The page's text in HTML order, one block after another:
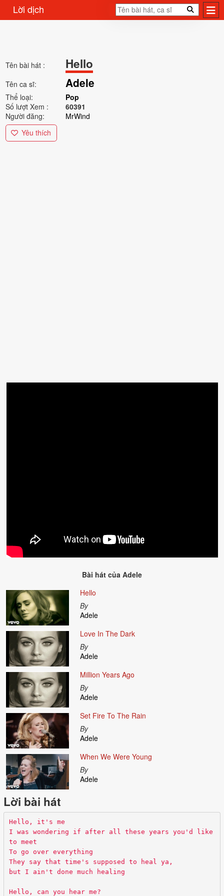
Lời dịch
Tên bài hát : Hello
Tên ca sĩ: Adele
Thể loại:
Pop
Số lượt Xem :
60391
Người đăng:
MrWind
Yêu thích
Bài hát của Adele
Hello
By
Adele
Love In The Dark
By
Adele
Million Years Ago
By
Adele
Set Fire To The Rain
By
Adele
When We Were Young
By
Adele
Lời bài hát
Hello, it's me
I was wondering if after all these years you'd like
to meet
To go over everything
They say that time's supposed to heal ya,
but I ain't done much healing
Hello, can you hear me?